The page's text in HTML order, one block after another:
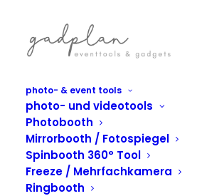
photo- & event tools
photo- und videotools
Photobooth
Mirrorbooth / Fotospiegel
Spinbooth 360° Tool
Freeze / Mehrfachkamera
Ringbooth